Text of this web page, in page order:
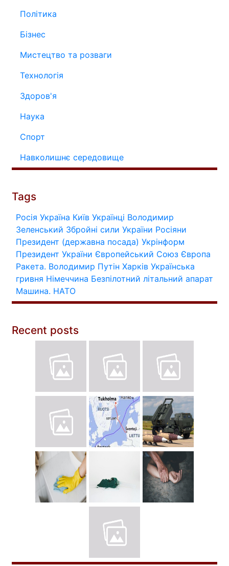
Політика
Бізнес
Мистецтво та розваги
Технологія
Здоров'я
Наука
Спорт
Навколишнє середовище
Tags
Росія Україна Київ Українці Володимир
Зеленський Збройні сили України Росіяни
Президент (державна посада) Укрінформ
Президент України Європейський Союз Європа
Ракета. Володимир Путін Харків Українська
гривня Німеччина Безпілотний літальний апарат
Машина. НАТО
Recent posts